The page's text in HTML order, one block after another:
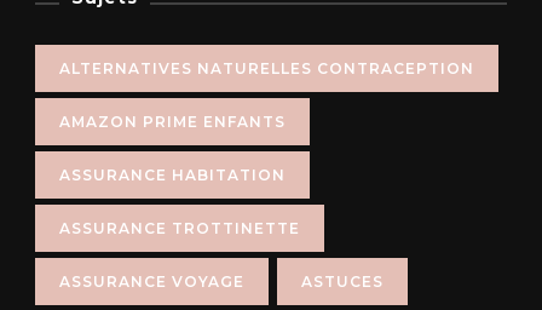
ALTERNATIVES NATURELLES CONTRACEPTION
AMAZON PRIME ENFANTS
ASSURANCE HABITATION
ASSURANCE TROTTINETTE
ASSURANCE VOYAGE ASTUCES